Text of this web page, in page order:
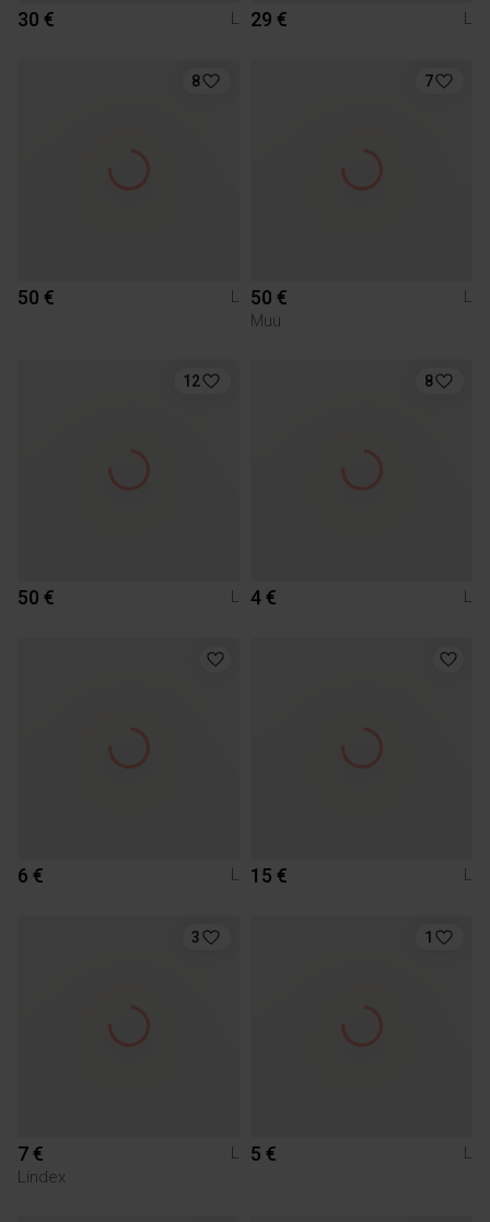
30 € L 29 € L
8
50 € L
7
50 €
L
Muu
12
50 € L
8
4 € L
6 € L 15 € L
3
7 €
L
Lindex
1
5 € L